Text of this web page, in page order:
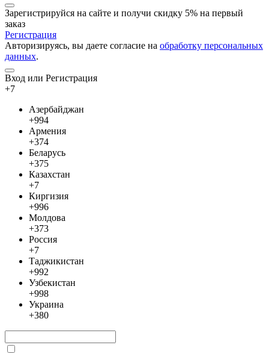
Зарегистрируйся на сайте и получи скидку 5% на первый
заказ
Регистрация
Авторизируясь, вы даете согласие на обработку персональных
данных.
Вход или Регистрация
+7
Азербайджан
+994
Армения
+374
Беларусь
+375
Казахстан
+7
Киргизия
+996
Молдова
+373
Россия
+7
Таджикистан
+992
Узбекистан
+998
Украина
+380